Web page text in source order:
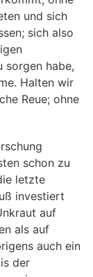
und sich
sich also
sorgen habe,
Halten wir
Reue; ohne
schon zu
letzte
investiert
auf
als auf
auch ein
der